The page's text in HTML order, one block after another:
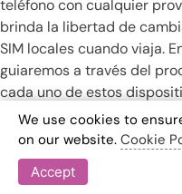
teléfono con cualquier
brinda la libertad de
SIM locales cuando viaja.
guiaremos a través del
cada uno de estos
Desbloqueo de
Galaxy S21
We use cookies to
on our website. Cookie
Accept